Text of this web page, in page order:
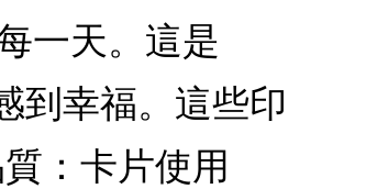
一天。這是
到幸福。這些印
：卡片使用